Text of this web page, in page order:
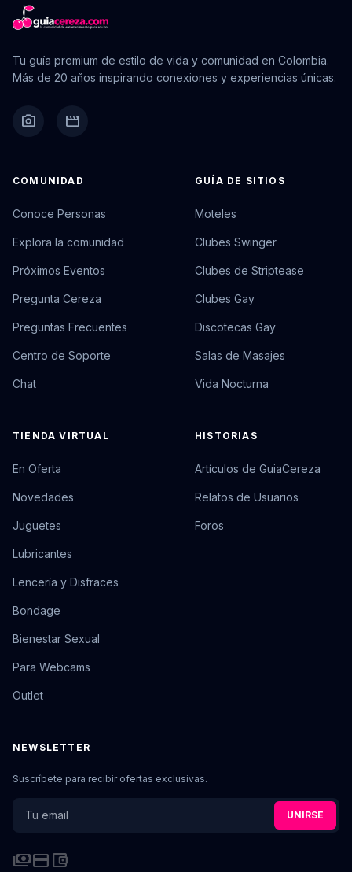
Tu guía premium de estilo de vida y comunidad en Colombia.
Más de 20 años inspirando conexiones y experiencias únicas.
camera_alt movie
COMUNIDAD
Conoce Personas
Explora la comunidad
Próximos Eventos
Pregunta Cereza
Preguntas Frecuentes
Centro de Soporte
Chat
GUÍA DE SITIOS
Moteles
Clubes Swinger
Clubes de Striptease
Clubes Gay
Discotecas Gay
Salas de Masajes
Vida Nocturna
TIENDA VIRTUAL
En Oferta
Novedades
Juguetes
Lubricantes
Lencería y Disfraces
Bondage
Bienestar Sexual
Para Webcams
Outlet
HISTORIAS
Artículos de GuiaCereza
Relatos de Usuarios
Foros
NEWSLETTER
Suscríbete para recibir ofertas exclusivas.
UNIRSE
paymentscredit_cardaccount_balance_wallet